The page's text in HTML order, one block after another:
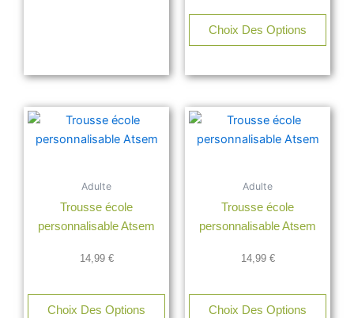
Choix Des Options
Adulte
Trousse école
personnalisable Atsem
14,99 €
Choix Des Options
Adulte
Trousse école
personnalisable Atsem
14,99 €
Choix Des Options